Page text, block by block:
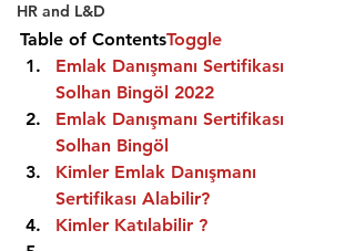
HR and L&D
Table of ContentsToggle
Emlak Danışmanı Sertifikası
Solhan Bingöl 2022
Emlak Danışmanı Sertifikası
Solhan Bingöl
Kimler Emlak Danışmanı
Sertifikası Alabilir?
Kimler Katılabilir ?